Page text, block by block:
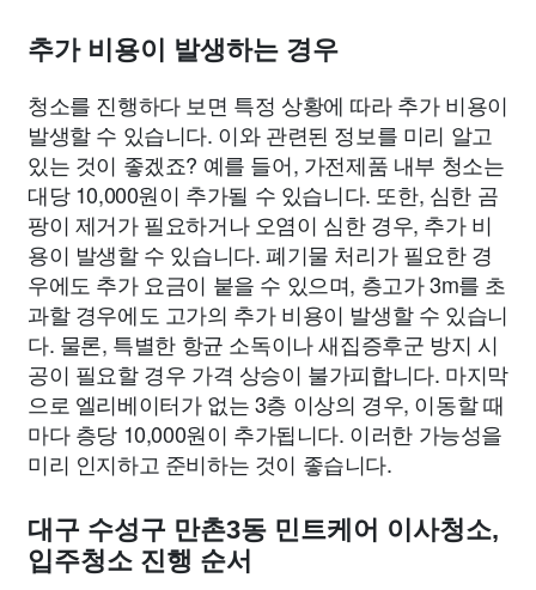
추가 비용이 발생하는 경우
청소를 진행하다 보면 특정 상황에 따라 추가 비용이
발생할 수 있습니다. 이와 관련된 정보를 미리 알고
있는 것이 좋겠죠? 예를 들어, 가전제품 내부 청소는
대당 10,000원이 추가될 수 있습니다. 또한, 심한 곰
팡이 제거가 필요하거나 오염이 심한 경우, 추가 비
용이 발생할 수 있습니다. 폐기물 처리가 필요한 경
우에도 추가 요금이 붙을 수 있으며, 층고가 3m를 초
과할 경우에도 고가의 추가 비용이 발생할 수 있습니
다. 물론, 특별한 항균 소독이나 새집증후군 방지 시
공이 필요할 경우 가격 상승이 불가피합니다. 마지막
으로 엘리베이터가 없는 3층 이상의 경우, 이동할 때
마다 층당 10,000원이 추가됩니다. 이러한 가능성을
미리 인지하고 준비하는 것이 좋습니다.
대구 수성구 만촌3동 민트케어 이사청소,
입주청소 진행 순서